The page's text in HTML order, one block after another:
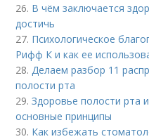
26. В чём заключается
достичь
27. Психологическое
Рифф К и как ее
28. Делаем разбор 11
полости рта
29.Здоровье полости рта
основные принципы
30. Как избежать